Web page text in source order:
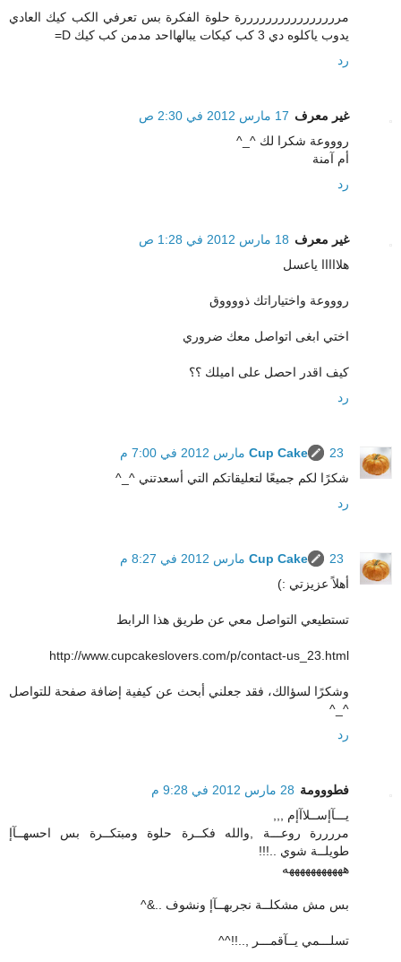
مررررررررررررررررة حلوة الفكرة بس تعرفي الكب كيك العادي
يدوب ياكلوه دي 3 كب كيكات يبالهااحد مدمن كب كيك D=
رد
غير معرف 17 مارس 2012 في 2:30 ص
روووعة شكرا لك ^_^
أم آمنة
رد
غير معرف 18 مارس 2012 في 1:28 ص
هلااااا ياعسل
روووعة واختياراتك ذووووق
اختي ابغى اتواصل معك ضروري
كيف اقدر احصل على اميلك ؟؟
رد
Cup Cake
23 مارس 2012 في 7:00 م
شكرًا لكم جميعًا لتعليقاتكم التي أسعدتني ^_^
رد
Cup Cake
23 مارس 2012 في 8:27 م
أهلاً عزيزتي :)
تستطيعي التواصل معي عن طريق هذا الرابط
http://www.cupcakeslovers.com/p/contact-us_23.html
وشكرًا لسؤالك، فقد جعلني أبحث عن كيفية إضافة صفحة للتواصل
^_^
رد
فطووومة 28 مارس 2012 في 9:28 م
يـــآإســلاآإم ,,,
مررررة روعـــة ,والله فكــرة حلوة ومبتكــرة بس احسهــآإ
طويلــة شوي ..!!!
هههههههههههه
بس مش مشكلــة نجربهــآإ ونشوف ..&^
تسلـــمي يــآقمـــر ,..!!^^